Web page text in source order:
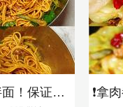
酸辣爽口的凉拌面！保证吃一次就上瘾